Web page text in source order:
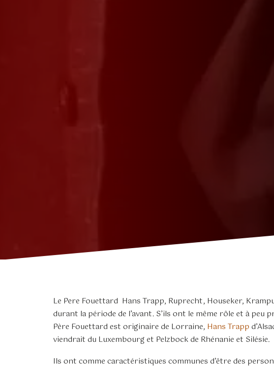
Le Pere Fouettard Hans Trapp, Ruprecht, Houseker,
durant la période de l’avant. S’ils ont le même rôle et à
Père Fouettard est originaire de Lorraine, Hans Trapp
viendrait du Luxembourg et Pelzbock de Rhénanie et Silésie.
Ils ont comme caractéristiques communes d’être des